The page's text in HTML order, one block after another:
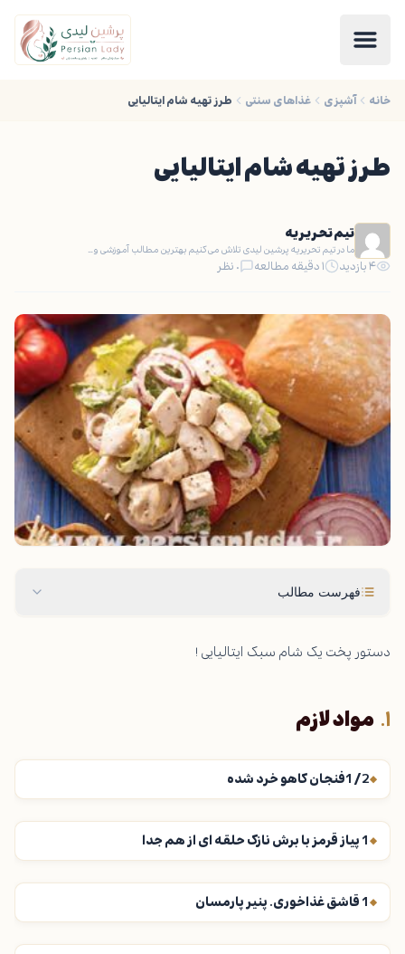
خانه آشپزی غذاهای سنتی طرز تهیه شام ایتالیایی
طرز تهیه شام ایتالیایی
تیم تحریریه
ما در تیم تحریریه پرشین لیدی تلاش می‌کنیم بهترین مطالب آموزشی و…
۴ بازدید ۱ دقیقه مطالعه ۰ نظر
فهرست مطالب
دستور پخت یک شام سبک ایتالیایی !
مواد لازم
1/2فنجان کاهو خرد شده
1 پیاز قرمز با برش نازک حلقه ای از هم جدا
1 قاشق غذاخوری. پنیر پارمسان